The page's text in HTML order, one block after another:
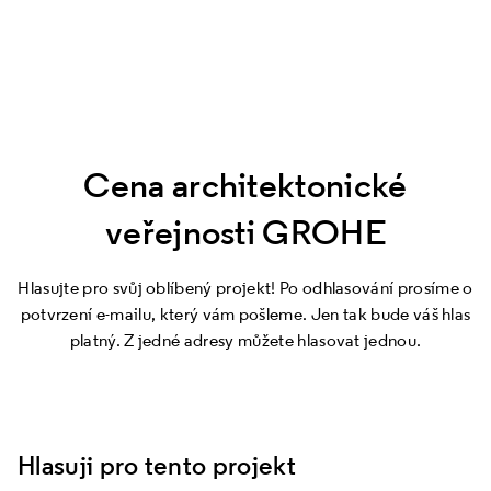
Cena architektonické
veřejnosti GROHE
Hlasujte pro svůj oblíbený projekt! Po odhlasování prosíme o
potvrzení e-mailu, který vám pošleme. Jen tak bude váš hlas
platný. Z jedné adresy můžete hlasovat jednou.
Hlasuji pro tento projekt